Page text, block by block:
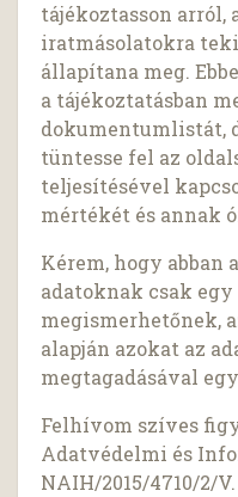
tájékoztasson arról,
iratmásolatokra
állapítana meg.
a tájékoztatásban
dokumentumlistát,
tüntesse fel az
teljesítésével
mértékét és annak
Kérem, hogy abban
adatoknak csak
megismerhetőnek,
alapján azokat az
megtagadásával
Felhívom szíves
Adatvédelmi és
NAIH/2015/4710/2/